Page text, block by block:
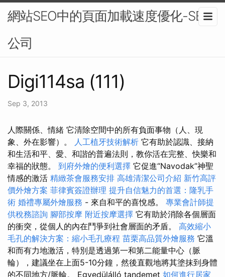
網站SEO中的頁面加載速度優化-SEO
公司
Digi114sa (111)
Sep 3, 2013
人際關係、情緒 它清除空間中的所有負面事物（人、現
象、外在影響）。 人工植牙技術解析 它有助於認識、接納
和生活和平、愛、和諧的普遍法則，教你活在完整、快樂和
幸福的狀態。 到府外燴的便利選擇 它促進“Navodak”神聖
情感的激活 精緻茶會服務安排 高雄清潔公司介紹 新竹高評
價外燴方案 菲律賓簽證辦理 提升自信魅力的首選：隆乳手
術 婚禮專屬外燴服務 - 來自和平的喜悅感。 專業會計師提
供稅務諮詢 腳部按摩 附近按摩選擇 它有助於消除各個層面
的衝突，從個人的內在鬥爭到社會層面的矛盾。 高效縮小
毛孔的解決方案：縮小毛孔療程 苗栗高品質外燴服務 它溫
和而有力地激活，特別是透過第一和第二能量中心（脈
輪），建議坐在上面5-10分鐘，然後直觀地將其塗抹到身體
的不同地方/脈輪。 Egyedülálló tandemet 如何進行居家